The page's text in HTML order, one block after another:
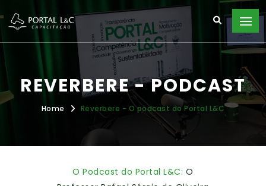
REVERBERE - PODCAST
Home Reverbere - O podcast do Portal L&C
O Podcast do Portal L&C: O